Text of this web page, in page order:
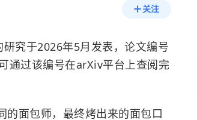
关注
究于2026年5月发表，论文编号
通过该编号在arXiv平台上查阅完
的面包师，最终烤出来的面包口